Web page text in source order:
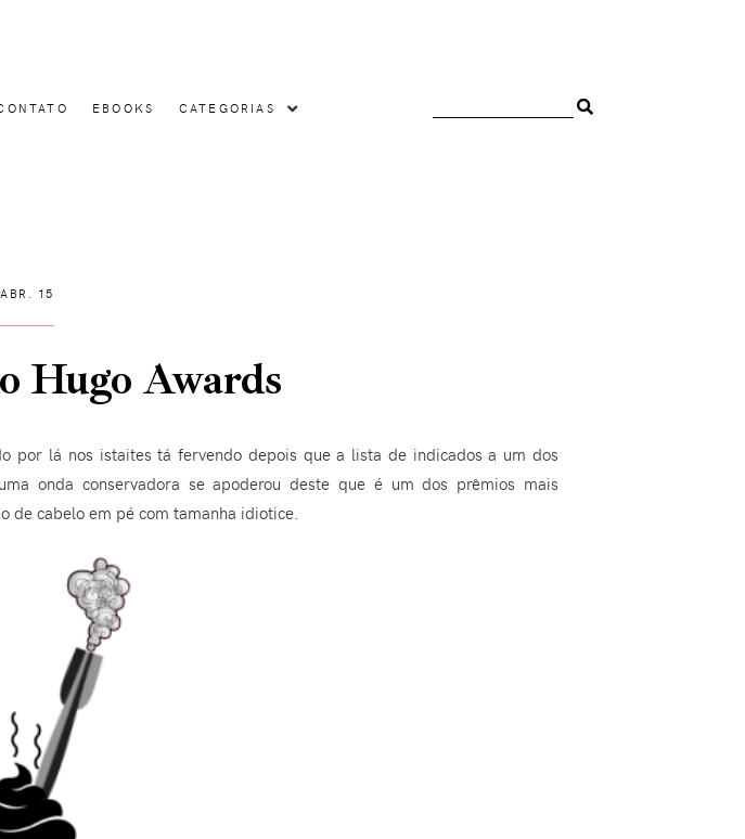
EBOOKS CATEGORIAS
15
Hugo Awards
por lá nos istaites tá fervendo depois que a lista de indicados a um dos
onda conservadora se apoderou deste que é um dos prêmios mais
de cabelo em pé com tamanha idiotice.